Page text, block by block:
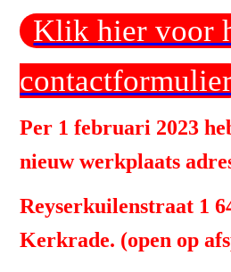
Klik hier voor
Per 1 februari 2023
nieuw werkplaats
Reyserkuilenstraat 1
Kerkrade. (open op